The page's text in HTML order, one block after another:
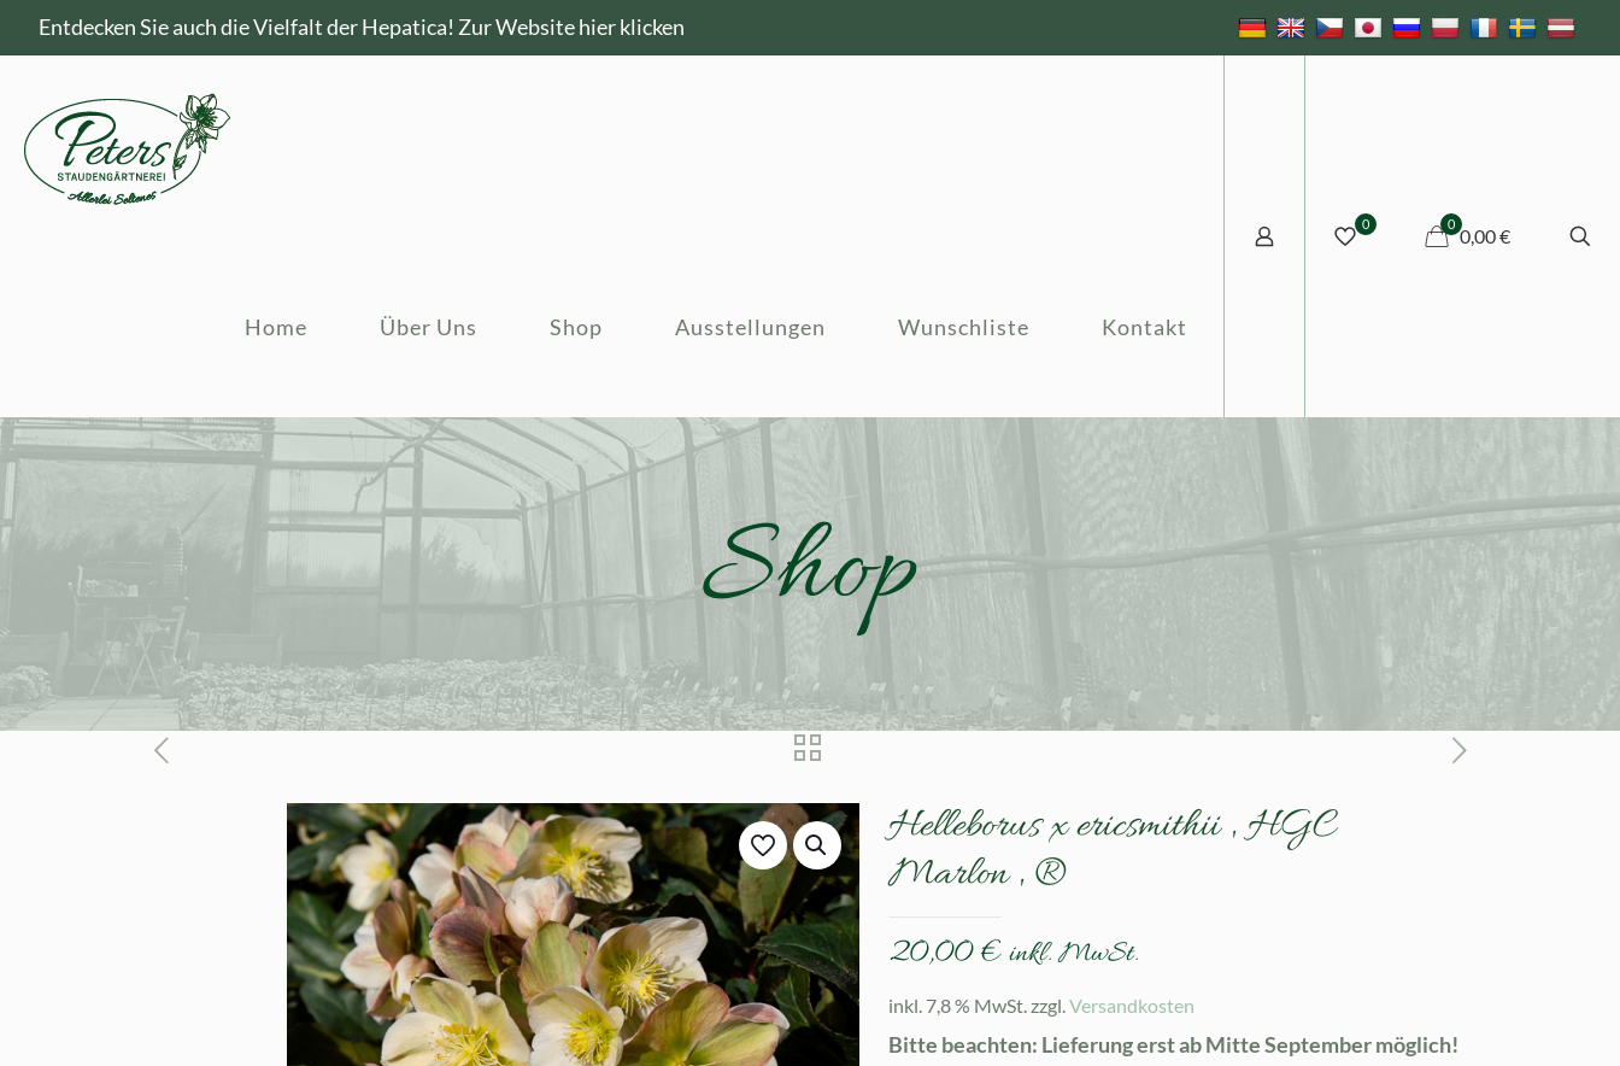
Entdecken Sie auch die Vielfalt der Hepatica! Zur Website hier klicken
Home Über Uns Shop Ausstellungen Wunschliste Kontakt
0 0
0,00 €
Shop
Helleborus x ericsmithii ‚ HGC
Marlon ‚ ®
20,00€ inkl. MwSt.
inkl. 7,8 % MwSt.zzgl.Versandkosten
Bitte beachten: Lieferung erst ab Mitte September möglich!